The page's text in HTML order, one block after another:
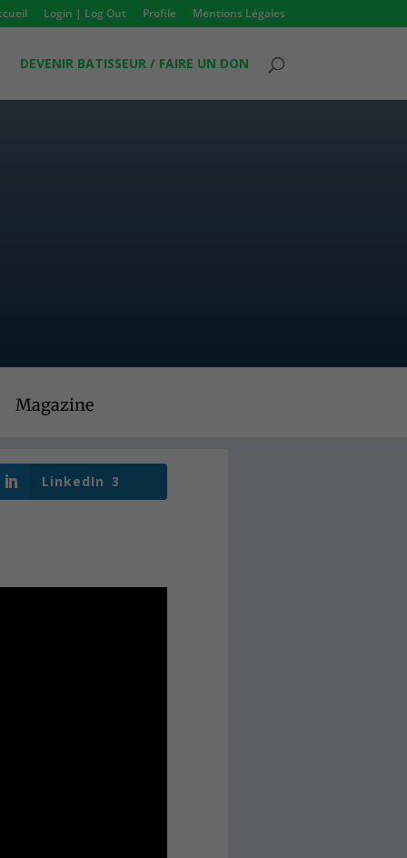
Login | Log Out Profile Mentions Légales
DEVENIR BATISSEUR / FAIRE UN DON
Magazine
LinkedIn 3